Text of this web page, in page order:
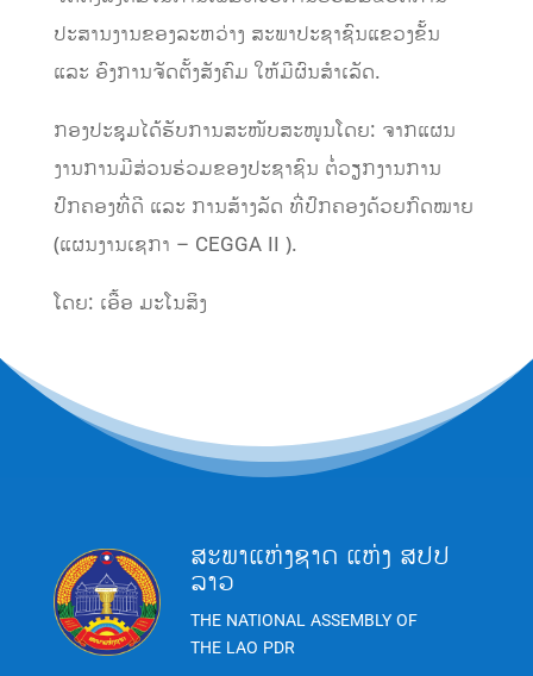
ປະສານງານຂອງລະຫວ່າງ ສະພາປະຊາຊົນແຂວງຂັ້ນ
ແລະ ອົງການຈັດຕັ້ງສັງຄົມ ໃຫ້ມີຜົນສຳເລັດ.
ກອງປະຊຸມໄດ້ຮັບການສະໜັບສະໜູນໂດຍ: ຈາກແຜນ
ງານການມີສ່ວນຮ່ວມຂອງປະຊາຊົນ ຕໍ່ວຽກງານການ
ປົກຄອງທີ່ດີ ແລະ ການສ້າງລັດ ທີ່ປົກຄອງດ້ວຍກົດໝາຍ
(ແຜນງານເຊກາ – CEGGA II ).
ໂດຍ: ເອື້ອ ມະໂນສິງ
ສະພາແຫ່ງຊາດ ແຫ່ງ ສປປ
ລາວ
THE NATIONAL ASSEMBLY OF
THE LAO PDR